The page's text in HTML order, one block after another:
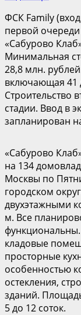
ФСК Family
первой очереди
«Сабурово
Минимальная
28,8 млн.
включающая 41
Строительство
стадии. Ввод в
запланирован
«Сабурово
на 134
Москвы по
городском
двухэтажными
м. Все
кладовые
просторные
особенностью
остекления,
зданий.
5 до 12 соток.